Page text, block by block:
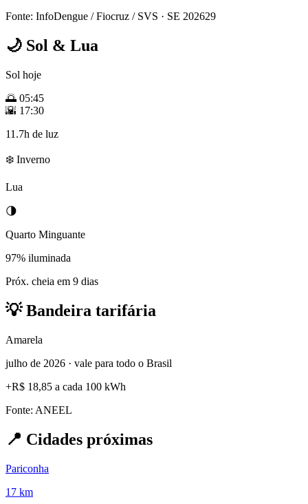
Fonte: InfoDengue / Fiocruz / SVS · SE 202629
🌙 Sol & Lua
Sol hoje
🌅 05:45
🌇 17:30
11.7h de luz
❄️ Inverno
Lua
🌗
Quarto Minguante
97% iluminada
Próx. cheia em 9 dias
💡Bandeira tarifária
Amarela
julho de 2026 · vale para todo o Brasil
+R$ 18,85 a cada 100 kWh
Fonte: ANEEL
📍 Cidades próximas
Pariconha
17 km